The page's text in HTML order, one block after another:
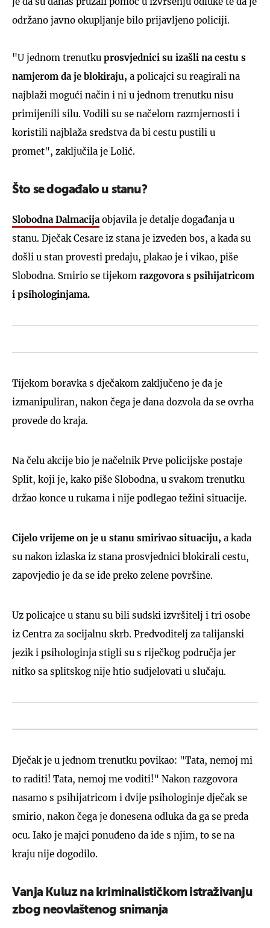
održano javno okupljanje bilo prijavljeno policiji.
"U jednom trenutku prosvjednici su izašli na cestu s
namjerom da je blokiraju, a policajci su reagirali na
najblaži mogući način i ni u jednom trenutku nisu
primijenili silu. Vodili su se načelom razmjernosti i
koristili najblaža sredstva da bi cestu pustili u
promet", zaključila je Lolić.
Što se događalo u stanu?
Slobodna Dalmacija objavila je detalje događanja u
stanu. Dječak Cesare iz stana je izveden bos, a kada su
došli u stan provesti predaju, plakao je i vikao, piše
Slobodna. Smirio se tijekom razgovora s psihijatricom
i psihologinjama.
Tijekom boravka s dječakom zaključeno je da je
izmanipuliran, nakon čega je dana dozvola da se ovrha
provede do kraja.
Na čelu akcije bio je načelnik Prve policijske postaje
Split, koji je, kako piše Slobodna, u svakom trenutku
držao konce u rukama i nije podlegao težini situacije.
Cijelo vrijeme on je u stanu smirivao situaciju, a kada
su nakon izlaska iz stana prosvjednici blokirali cestu,
zapovjedio je da se ide preko zelene površine.
Uz policajce u stanu su bili sudski izvršitelj i tri osobe
iz Centra za socijalnu skrb. Predvoditelj za talijanski
jezik i psihologinja stigli su s riječkog područja jer
nitko sa splitskog nije htio sudjelovati u slučaju.
Dječak je u jednom trenutku povikao: "Tata, nemoj mi
to raditi! Tata, nemoj me voditi!" Nakon razgovora
nasamo s psihijatricom i dvije psihologinje dječak se
smirio, nakon čega je donesena odluka da ga se preda
ocu. Iako je majci ponuđeno da ide s njim, to se na
kraju nije dogodilo.
Vanja Kuluz na kriminalističkom istraživanju
zbog neovlaštenog snimanja